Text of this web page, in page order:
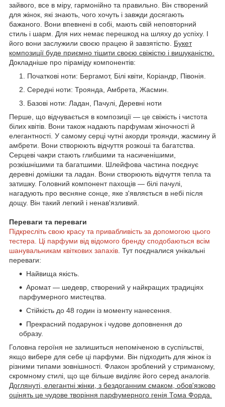
зайвого, все в міру, гармонійно та правильно. Він створений
для жінок, які знають, чого хочуть і завжди досягають
бажаного. Вони впевнені в собі, мають свій неповторний
стиль і шарм. Для них немає перешкод на шляху до успіху. І
його вони заслужили своєю працею й завзятістю. Букет
композиції буде приємно тішити своєю свіжістю і вишуканістю.
Докладніше про піраміду компонентів:
Початкові ноти: Бергамот, Білі квіти, Коріандр, Півонія.
Середні ноти: Троянда, Амбрета, Жасмин.
Базові ноти: Ладан, Пачулі, Деревні ноти
Перше, що відчувається в композиції — це свіжість і чистота
білих квітів. Вони також надають парфумам жіночності й
елегантності. У самому серці чутні акорди троянди, жасмину й
амбрети. Вони створюють відчуття розкоші та багатства.
Серцеві чакри стають глибшими та насиченішими,
розкішнішими та багатшими. Шлейфова частина поєднує
деревні домішки та ладан. Вони створюють відчуття тепла та
затишку. Головний компонент пахощів — білі пачулі,
нагадують про весняне сонце, яке з'являється в небі після
дощу. Він такий легкий і ненав'язливий.
Переваги та переваги
Підкресліть свою красу та привабливість за допомогою цього
тестера. Ці парфуми від відомого бренду сподобаються всім
шанувальникам квіткових запахів . Тут поєдналися унікальні
переваги:
Найвища якість.
Аромат — шедевр, створений у найкращих традиціях
парфумерного мистецтва.
Стійкість до 48 годин із моменту нанесення.
Прекрасний подарунок і чудове доповнення до
образу.
Головна героїня не залишиться непоміченою в суспільстві,
якщо вибере для себе ці парфуми. Він підходить для жінок із
різними типами зовнішності. Флакон зроблений у стриманому,
скромному стилі, що ще більше виділяє його серед аналогів.
Доглянуті, елегантні жінки, з бездоганним смаком, обов'язково
оцінять це чудове творіння парфумерного генія Тома Форда.